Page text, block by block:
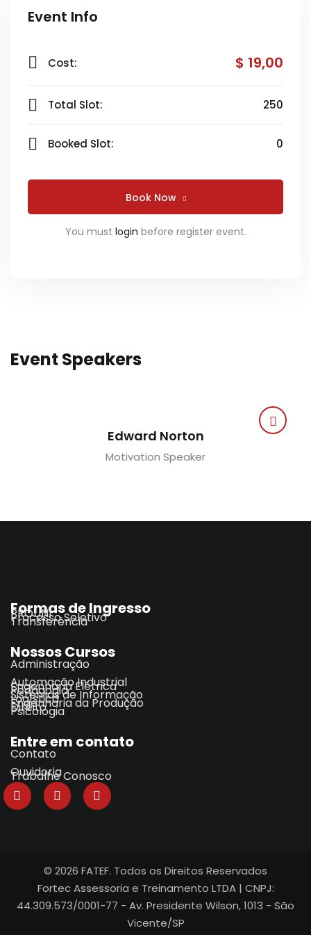
Event Info
Cost: $ 19,00
Total Slot: 250
Booked Slot: 0
Book Now
You must login before register event.
Event Speakers
Edward Norton
Motivation Speaker
Formas de Ingresso
PROUNI
Processo Seletivo
Transferência
Nossos Cursos
Administração
Automação Industrial
Engenharia Elétrica
Pedagogia
Sistemas de Informação
Logística
Engenharia da Produção
Direito
Psicologia
Entre em contato
Contato
Ouvidoria
Trabalhe Conosco
© 2026 FATEF. Todos os Direitos Reservados
Fortec Assessoria e Treinamento LTDA | CNPJ:
44.309.573/0001-77 - Av. Presidente Wilson, 1013 - São
Vicente/SP